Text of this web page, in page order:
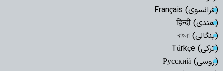
(فرانسوی) Français
(هندی) हिन्दी
(بنگالی) বাংলা
(ترکی) Türkçe
(روسی) Русский